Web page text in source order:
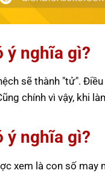
ý nghĩa gì?
sẽ thành "tử".
chính vì vậy, khi
ý nghĩa gì?
xem là con số